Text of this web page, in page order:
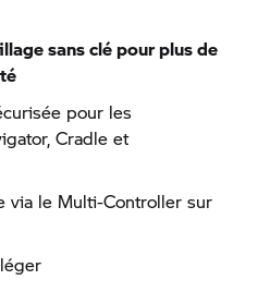
sans clé pour plus de
pour les
Cradle et
via le Multi‑Controller sur